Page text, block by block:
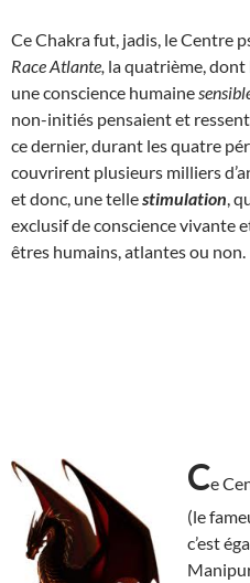
Ce Chakra fut, jadis, le Centre
Race Atlante, la quatrième,
une conscience humaine
non-initiés pensaient et
ce dernier, durant les quatre
couvrirent plusieurs milliers
et donc, une tellestimulation ,
exclusif de conscience vivante
êtres humains, atlantes ou non.
Ce
(le
c’est